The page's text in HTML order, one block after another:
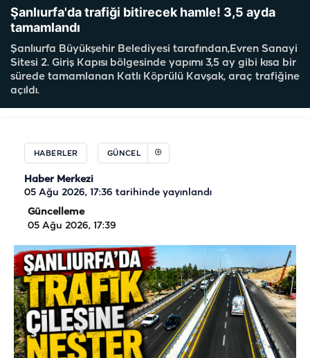
Şanlıurfa'da trafiği bitirecek hamle! 3,5 ayda
tamamlandı
Şanlıurfa Büyükşehir Belediyesi tarafından,Evren Sanayi
Sitesi 2. Giriş Kapısı bölgesinde yapımı 3,5 ay gibi kısa bir
sürede tamamlanan Katlı Köprülü Kavşak, araç trafiğine
açıldı.
HABERLER GÜNCEL
Haber Merkezi
05 Ağu 2026, 17:36 tarihinde yayınlandı
Güncelleme
05 Ağu 2026, 17:39